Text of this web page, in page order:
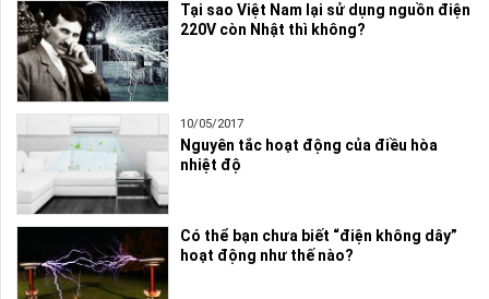
Tại sao Việt Nam lại sử dụng nguồn điện
220V còn Nhật thì không?
10/05/2017
Nguyên tắc hoạt động của điều hòa
nhiệt độ
Có thể bạn chưa biết “điện không dây”
hoạt động như thế nào?